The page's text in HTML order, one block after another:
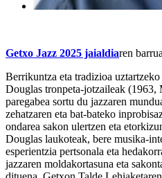
Getxo Jazz 2025 jaialdiaren
Berrikuntza eta tradizioa
Douglas tronpeta-jotzaileak (1963,
paregabea sortu du jazzaren
zehatzaren eta bat-bateko
ondarea sakon ulertzen eta
Douglas laukoteak, bere musika-
esperientzia pertsonala eta
jazzaren moldakortasuna eta